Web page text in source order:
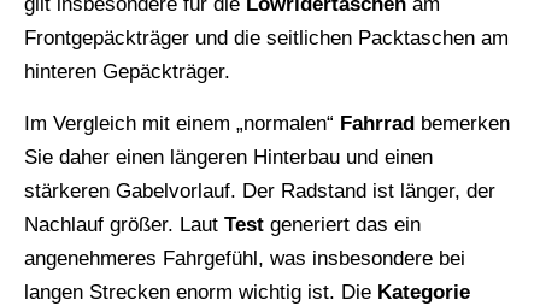
gilt insbesondere für die Lowridertaschen am
Frontgepäckträger und die seitlichen Packtaschen am
hinteren Gepäckträger.
Im Vergleich mit einem „normalen“ Fahrrad bemerken
Sie daher einen längeren Hinterbau und einen
stärkeren Gabelvorlauf. Der Radstand ist länger, der
Nachlauf größer. Laut Test generiert das ein
angenehmeres Fahrgefühl, was insbesondere bei
langen Strecken enorm wichtig ist. Die Kategorie